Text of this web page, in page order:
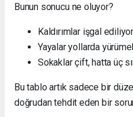
Bunun sonucu ne oluyor?
Kaldırımlar işgal ediliyor
Yayalar yollarda
Sokaklar çift, hatta üç
Bu tablo artık sadece bir
doğrudan tehdit eden bir